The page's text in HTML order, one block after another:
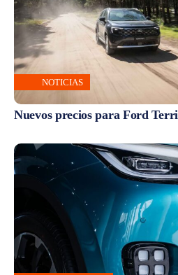
NOTICIAS
Nuevos precios para Ford